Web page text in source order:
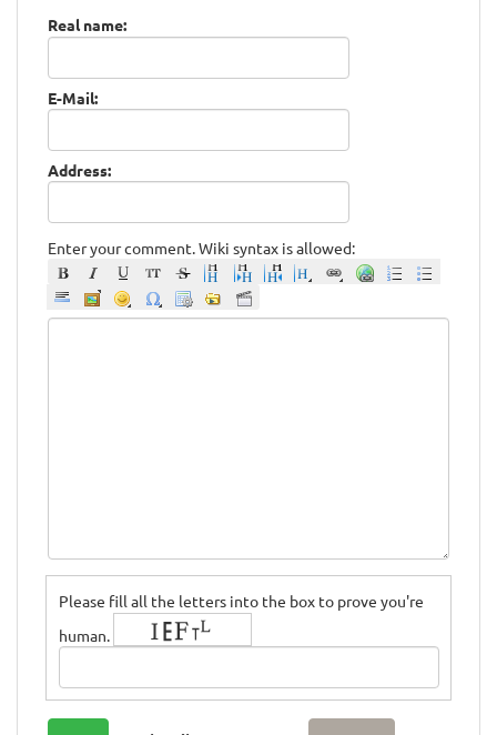
Real name:
E-Mail:
Address:
Enter your comment. Wiki syntax is allowed:
Please fill all the letters into the box to prove you're
human.